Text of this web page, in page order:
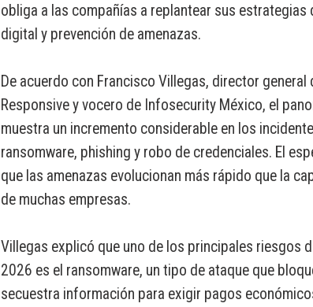
obliga a las compañías a replantear sus estrategias
digital y prevención de amenazas.
De acuerdo con Francisco Villegas, director general
Responsive y vocero de Infosecurity México, el
muestra un incremento considerable en los
ransomware, phishing y robo de credenciales. El
que las amenazas evolucionan más rápido que la
de muchas empresas.
Villegas explicó que uno de los principales riesgos
2026 es el ransomware, un tipo de ataque que
secuestra información para exigir pagos